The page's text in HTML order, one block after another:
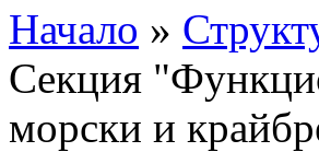
Начало »
Секция
морски и